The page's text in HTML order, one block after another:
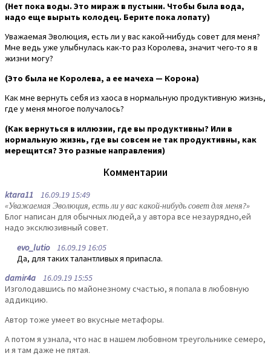
(Нет пока воды. Это мираж в пустыни. Чтобы была вода,
надо еще вырыть колодец. Берите пока лопату)
Уважаемая Эволюция, есть ли у вас какой-нибудь совет для меня?
Мне ведь уже улыбнулась как-то раз Королева, значит чего-то я в
жизни могу?
(Это была не Королева, а ее мачеха — Корона)
Как мне вернуть себя из хаоса в нормальную продуктивную жизнь,
где у меня многое получалось?
(Как вернуться в иллюзии, где вы продуктивны? Или в
нормальную жизнь, где вы совсем не так продуктивны, как
мерещится? Это разные направления)
Комментарии
ktara11 16.09.19 15:49
«Уважаемая Эволюция, есть ли у вас какой-нибудь совет для меня?»
Блог написан для обычных людей,а у автора все незаурядно,ей
надо эксклюзивный совет.
evo_lutio16.09.19 16:05
Да, для таких талантливых я припасла.
damir4a 16.09.19 15:55
Изголодавшись по майонезному счастью, я попала в любовную
аддикцию.
Автор тоже умеет во вкусные метафоры.
А потом я узнала, что нас в нашем любовном треугольнике семеро,
и я там даже не пятая.